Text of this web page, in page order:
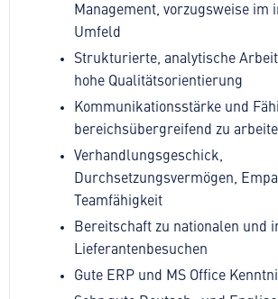
Management, vorzugsweise im
Umfeld
Strukturierte, analytische
hohe Qualitätsorientierung
Kommunikationsstärke und
bereichsübergreifend zu
Verhandlungsgeschick,
Durchsetzungsvermögen,
Teamfähigkeit
Bereitschaft zu nationalen und
Lieferantenbesuchen
Gute ERP und MS Office